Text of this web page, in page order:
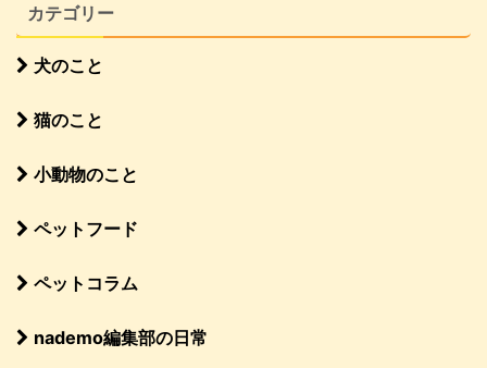
カテゴリー
犬のこと
猫のこと
小動物のこと
ペットフード
ペットコラム
nademo編集部の日常